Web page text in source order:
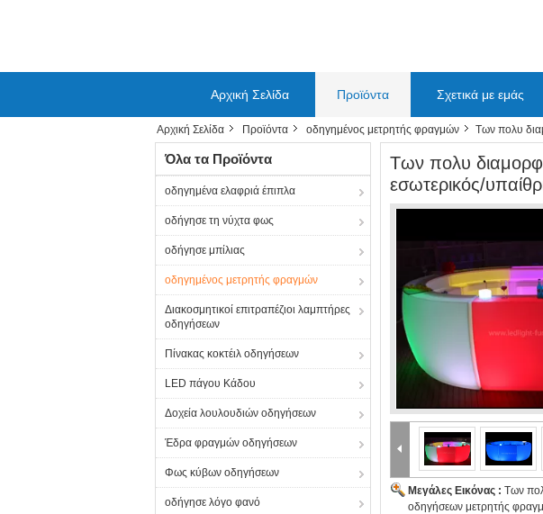
Αρχική Σελίδα Προϊόντα Σχετικά με εμάς
Αρχική Σελίδα Προϊόντα οδηγημένος μετρητής φραγμών Των πολυ
Όλα τα Προϊόντα
οδηγημένα ελαφριά έπιπλα
οδήγησε τη νύχτα φως
οδήγησε μπίλιας
οδηγημένος μετρητής φραγμών
Διακοσμητικοί επιτραπέζιοι λαμπτήρες
οδηγήσεων
Πίνακας κοκτέιλ οδηγήσεων
LED πάγου Κάδου
Δοχεία λουλουδιών οδηγήσεων
Έδρα φραγμών οδηγήσεων
Φως κύβων οδηγήσεων
οδήγησε λόγο φανό
Των πολυ
εσωτερικός/
Μεγάλες Εικόνας : Των
οδηγήσεων μετρητής